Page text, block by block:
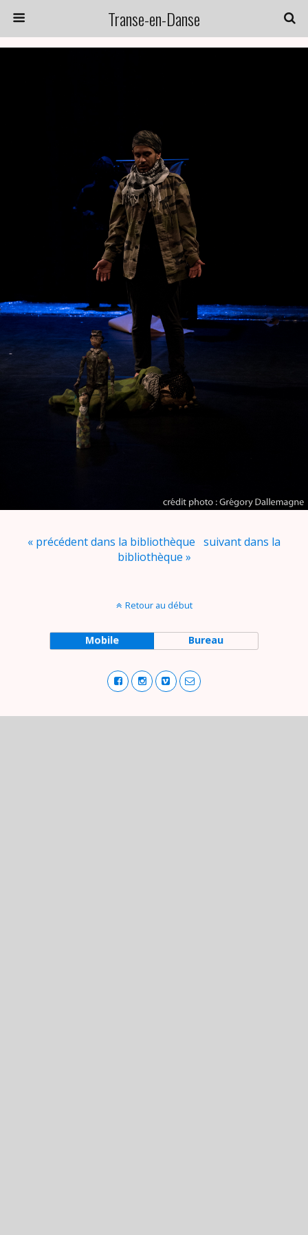
Transe-en-Danse
« précédent dans la bibliothèque suivant dans la
bibliothèque »
Retour au début
Mobile Bureau